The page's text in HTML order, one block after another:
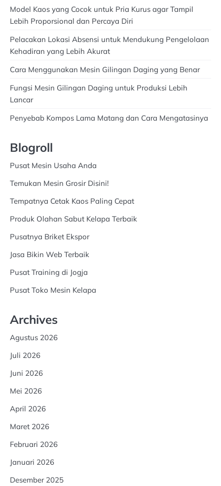
Model Kaos yang Cocok untuk Pria Kurus agar Tampil
Lebih Proporsional dan Percaya Diri
Pelacakan Lokasi Absensi untuk Mendukung Pengelolaan
Kehadiran yang Lebih Akurat
Cara Menggunakan Mesin Gilingan Daging yang Benar
Fungsi Mesin Gilingan Daging untuk Produksi Lebih
Lancar
Penyebab Kompos Lama Matang dan Cara Mengatasinya
Blogroll
Pusat Mesin Usaha Anda
Temukan Mesin Grosir Disini!
Tempatnya Cetak Kaos Paling Cepat
Produk Olahan Sabut Kelapa Terbaik
Pusatnya Briket Ekspor
Jasa Bikin Web Terbaik
Pusat Training di Jogja
Pusat Toko Mesin Kelapa
Archives
Agustus 2026
Juli 2026
Juni 2026
Mei 2026
April 2026
Maret 2026
Februari 2026
Januari 2026
Desember 2025